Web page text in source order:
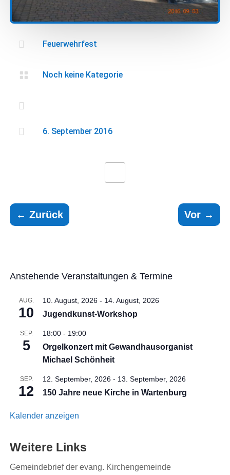
 Feuerwehrfest
 Noch keine Kategorie

 6. September 2016
←Zurück Vor→
Anstehende Veranstaltungen & Termine
AUG.
10
10. August, 2026 - 14. August, 2026
Jugendkunst-Workshop
SEP.
5
18:00 - 19:00
Orgelkonzert mit Gewandhausorganist
Michael Schönheit
SEP.
12
12. September, 2026 - 13. September, 2026
150 Jahre neue Kirche in Wartenburg
Kalender anzeigen
Weitere Links
Gemeindebrief der evang. Kirchengemeinde